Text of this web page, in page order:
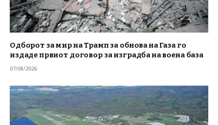
Одборот за мир на Трамп за обнова на Газа го
издаде првиот договор за изградба на воена база
07/08/2026